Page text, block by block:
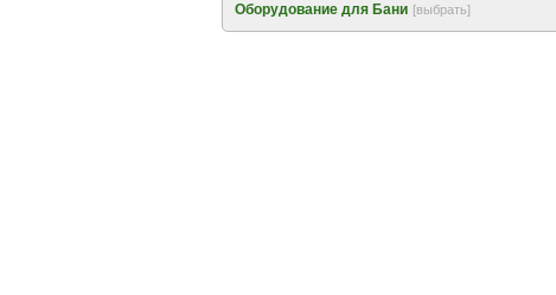
Оборудование для Бани [выбрать]